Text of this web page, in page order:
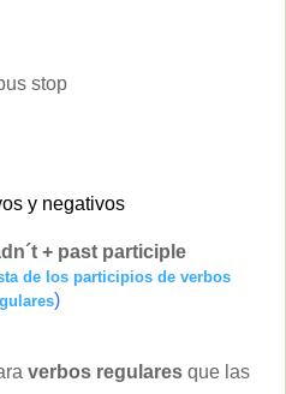
stop
y negativos
+ past participle
de los participios de verbos
)
verbos regulares que las